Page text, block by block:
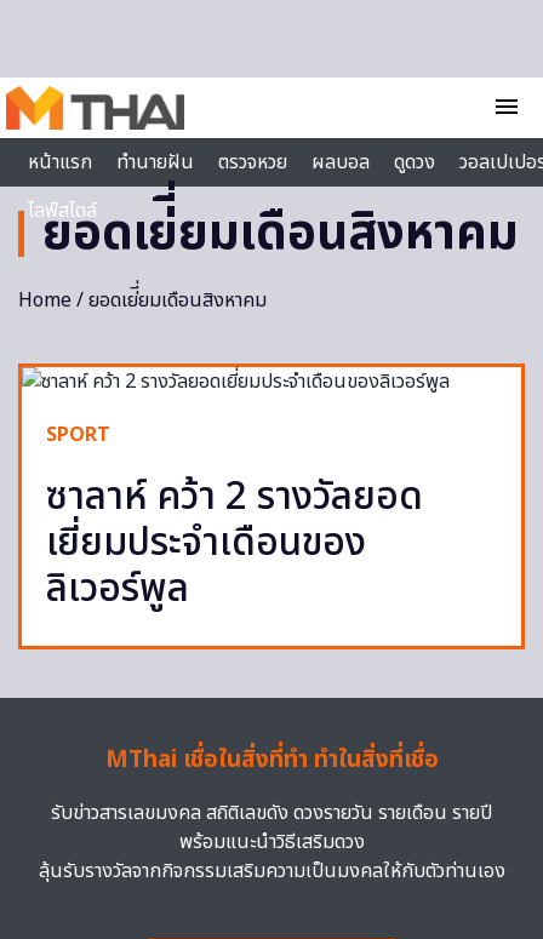
menu
หน้าแรก
ทำนายฝัน ตรวจหวย ผลบอล ดูดวง
วอลเปเป
ไลฟ์สไตล์
ยอดเย่ี่ยมเดือนสิงหาคม
Home/ ยอดเย่ี่ยมเดือนสิงหาคม
SPORT
ซาลาห์ คว้า 2 รางวัลยอด
เยี่ยมประจำเดือนของ
ลิเวอร์พูล
MThai เชื่อในสิ่งที่ทำ ทำในสิ่งที่เชื่อ
รับข่าวสารเลขมงคล สถิติเลขดัง ดวงรายวัน รายเดือน รายปี
พร้อมแนะนำวิธีเสริมดวง
ลุ้นรับรางวัลจากกิจกรรมเสริมความเป็นมงคลให้กับตัวท่านเอง